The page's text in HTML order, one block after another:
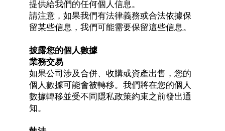
提供給我們的任何個人信息。
請注意，如果我們有法律義務或合法依據保
留某些信息，我們可能需要保留這些信息。
披露您的個人數據
業務交易
如果公司涉及合併、收購或資產出售，您的
個人數據可能會被轉移。我們將在您的個人
數據轉移並受不同隱私政策約束之前發出通
知。